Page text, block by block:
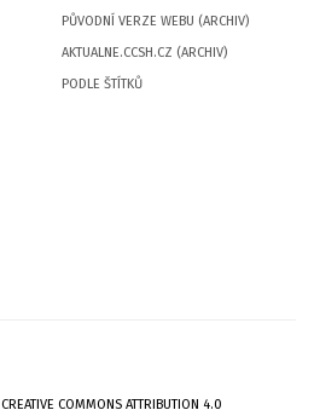
PŮVODNÍ VERZE WEBU (ARCHIV)
AKTUALNE.CCSH.CZ (ARCHIV)
PODLE ŠTÍTKŮ
CREATIVE COMMONS ATTRIBUTION 4.0